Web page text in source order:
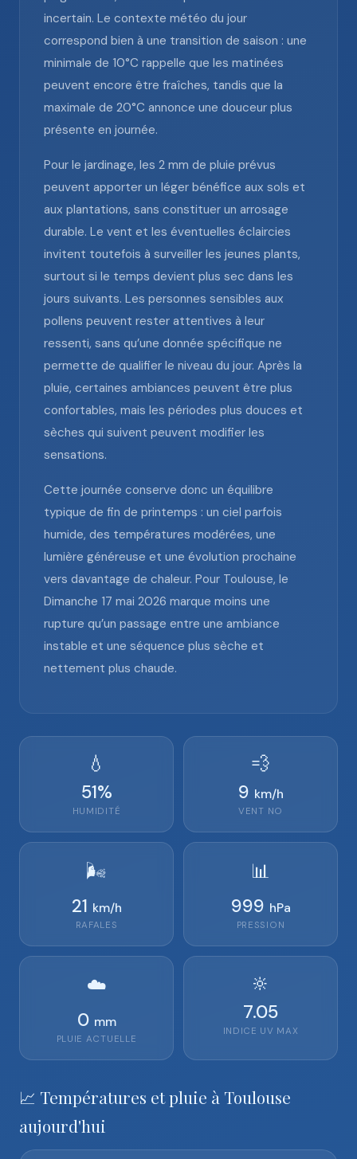
incertain. Le contexte météo du jour
correspond bien à une transition de saison : une
minimale de 10°C rappelle que les matinées
peuvent encore être fraîches, tandis que la
maximale de 20°C annonce une douceur plus
présente en journée.
Pour le jardinage, les 2 mm de pluie prévus
peuvent apporter un léger bénéfice aux sols et
aux plantations, sans constituer un arrosage
durable. Le vent et les éventuelles éclaircies
invitent toutefois à surveiller les jeunes plants,
surtout si le temps devient plus sec dans les
jours suivants. Les personnes sensibles aux
pollens peuvent rester attentives à leur
ressenti, sans qu’une donnée spécifique ne
permette de qualifier le niveau du jour. Après la
pluie, certaines ambiances peuvent être plus
confortables, mais les périodes plus douces et
sèches qui suivent peuvent modifier les
sensations.
Cette journée conserve donc un équilibre
typique de fin de printemps : un ciel parfois
humide, des températures modérées, une
lumière généreuse et une évolution prochaine
vers davantage de chaleur. Pour Toulouse, le
Dimanche 17 mai 2026 marque moins une
rupture qu’un passage entre une ambiance
instable et une séquence plus sèche et
nettement plus chaude.
💧
51%
HUMIDITÉ
💨
9 km/h
VENT NO
🌬️
21 km/h
RAFALES
📊
999 hPa
PRESSION
☁️
0 mm
PLUIE ACTUELLE
🔆
7.05
INDICE UV MAX
📈 Températures et pluie à Toulouse
aujourd'hui